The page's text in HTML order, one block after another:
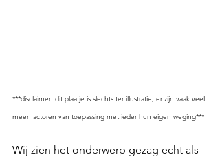
***disclaimer: dit plaatje is slechts ter illustratie, er zijn vaak veel
meer factoren van toepassing met ieder hun eigen weging***
Wij zien het onderwerp gezag echt als